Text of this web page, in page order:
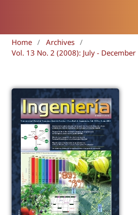
Home / Archives /
Vol. 13 No. 2 (2008): July - December